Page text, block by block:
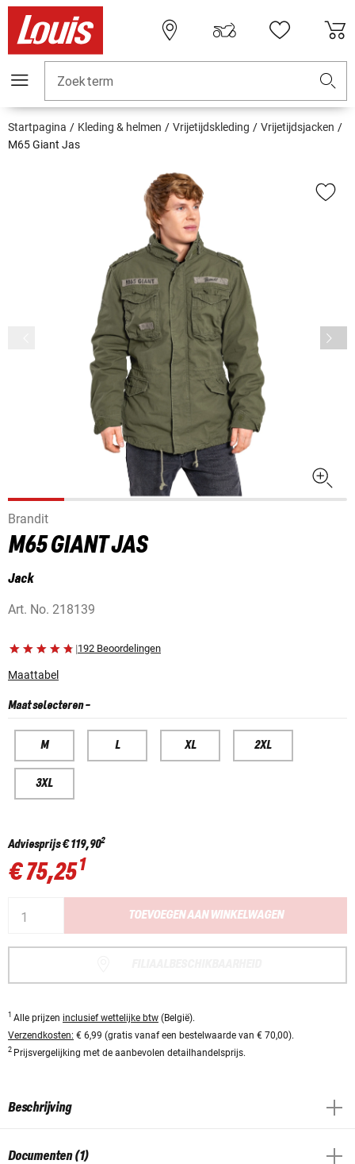
Zoekterm
Startpagina Kleding & helmen Vrijetijdskleding
Vrijetijdsjacken
M65 Giant Jas
Brandit
M65 GIANT JAS
Jack
Art. No. 218139
|192 Beoordelingen
Maattabel
Maat selecteren-
M L XL 2XL
3XL
Adviesprijs€ 119,902
€ 75,251
TOEVOEGEN AAN WINKELWAGEN
1 Alle prijzen inclusief wettelijke btw (België).
Verzendkosten: € 6,99 (gratis vanaf een bestelwaarde van € 70,00).
2 Prijsvergelijking met de aanbevolen detailhandelsprijs.
Beschrijving
Documenten (1)